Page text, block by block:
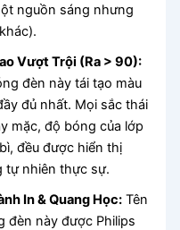
nguồn sáng nhưng
Vượt Trội (Ra > 90):
đèn này tái tạo màu
đủ nhất. Mọi sắc thái
mặc, độ bóng của lớp
đều được hiển thị
tự nhiên thực sự.
In & Quang Học: Tên
đèn này được Philips